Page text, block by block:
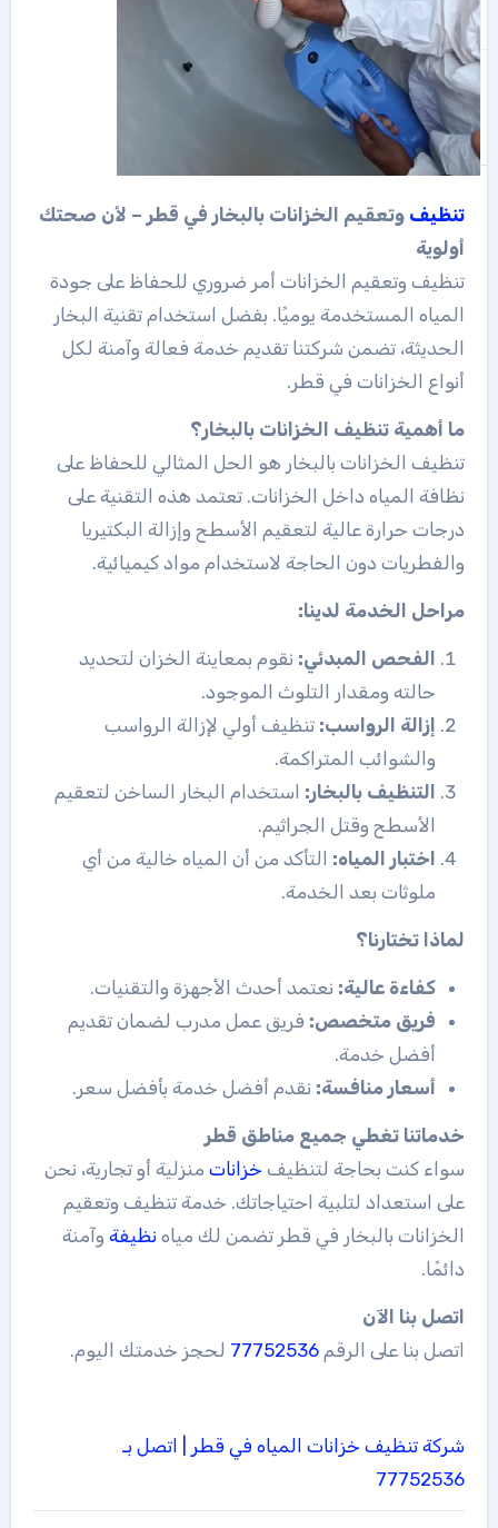
تنظيف وتعقيم الخزانات بالبخار في قطر – لأن صحتك
أولوية
تنظيف وتعقيم الخزانات أمر ضروري للحفاظ على جودة
المياه المستخدمة يوميًا. بفضل استخدام تقنية البخار
الحديثة، تضمن شركتنا تقديم خدمة فعالة وآمنة لكل
أنواع الخزانات في قطر.
ما أهمية تنظيف الخزانات بالبخار؟
تنظيف الخزانات بالبخار هو الحل المثالي للحفاظ على
نظافة المياه داخل الخزانات. تعتمد هذه التقنية على
درجات حرارة عالية لتعقيم الأسطح وإزالة البكتيريا
والفطريات دون الحاجة لاستخدام مواد كيميائية.
مراحل الخدمة لدينا:
الفحص المبدئي: نقوم بمعاينة الخزان لتحديد
حالته ومقدار التلوث الموجود.
إزالة الرواسب: تنظيف أولي لإزالة الرواسب
والشوائب المتراكمة.
التنظيف بالبخار: استخدام البخار الساخن لتعقيم
الأسطح وقتل الجراثيم.
اختبار المياه: التأكد من أن المياه خالية من أي
ملوثات بعد الخدمة.
لماذا تختارنا؟
كفاءة عالية: نعتمد أحدث الأجهزة والتقنيات.
فريق متخصص: فريق عمل مدرب لضمان تقديم
أفضل خدمة.
أسعار منافسة: نقدم أفضل خدمة بأفضل سعر.
خدماتنا تغطي جميع مناطق قطر
سواء كنت بحاجة لتنظيف خزاناتمنزلية أو تجارية، نحن
على استعداد لتلبية احتياجاتك. خدمة تنظيف وتعقيم
الخزانات بالبخار في قطر تضمن لك مياه نظيفةوآمنة
دائمًا.
اتصل بنا الآن
اتصل بنا على الرقم 77752536 لحجز خدمتك اليوم.
شركة تنظيف خزانات المياه في قطر | اتصل بـ
77752536